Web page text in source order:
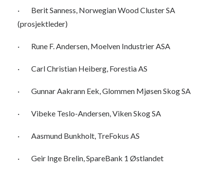
· Berit Sanness, Norwegian Wood Cluster SA
(prosjektleder)
· Rune F. Andersen, Moelven Industrier ASA
· Carl Christian Heiberg, Forestia AS
· Gunnar Aakrann Eek, Glommen Mjøsen Skog SA
· Vibeke Teslo-Andersen, Viken Skog SA
· Aasmund Bunkholt, TreFokus AS
· Geir Inge Brelin, SpareBank 1 Østlandet